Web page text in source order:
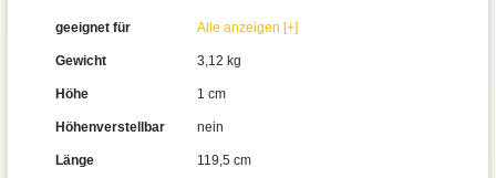
geeignet für Alle anzeigen [+]
Gewicht 3,12 kg
Höhe 1 cm
Höhenverstellbar nein
Länge 119,5 cm